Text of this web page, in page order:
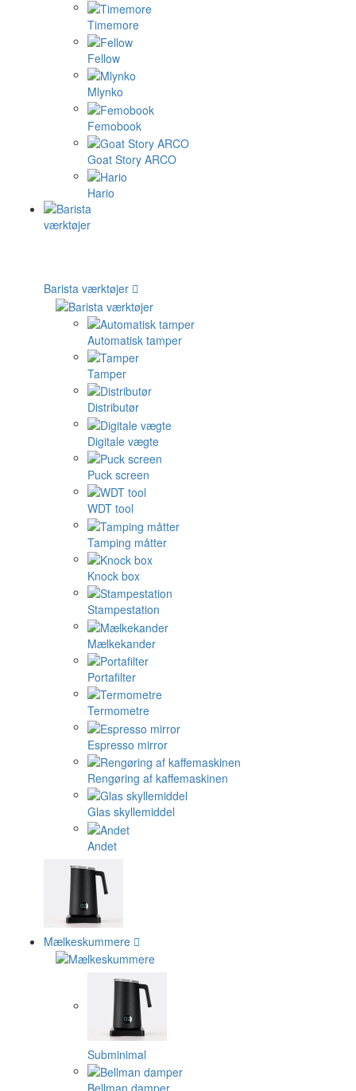
Timemore
Fellow
Mlynko
Femobook
Goat Story ARCO
Hario
Barista værktøjer
Automatisk tamper
Tamper
Distributør
Digitale vægte
Puck screen
WDT tool
Tamping måtter
Knock box
Stampestation
Mælkekander
Portafilter
Termometre
Espresso mirror
Rengøring af kaffemaskinen
Glas skyllemiddel
Andet
Mælkeskummere
Subminimal